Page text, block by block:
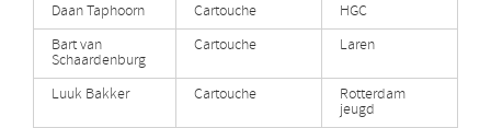
Daan Taphoorn
Cartouche
HGC
Bart van
Schaardenburg
Cartouche Laren
Luuk Bakker Cartouche Rotterdam
jeugd